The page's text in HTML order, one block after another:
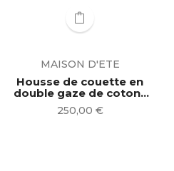
MAISON D'ETE
Housse de couette en
double gaze de coton ◦
rose poudrée...
Prix
250,00 €